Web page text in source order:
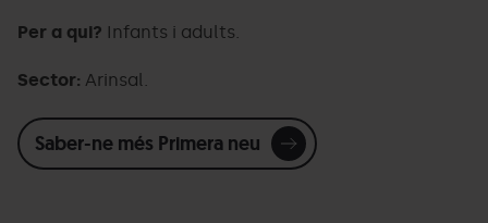
Per a qui? Infants i adults.
Sector: Arinsal.
Saber-ne més Primera neu